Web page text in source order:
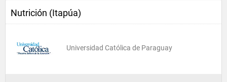
Nutrición (Itapúa)
Universidad Católica de Paraguay